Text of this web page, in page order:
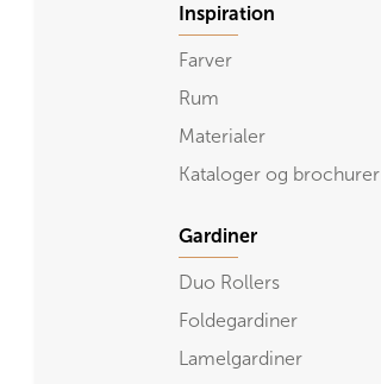
Inspiration
Farver
Rum
Materialer
Kataloger og brochurer
Gardiner
Duo Rollers
Foldegardiner
Lamelgardiner